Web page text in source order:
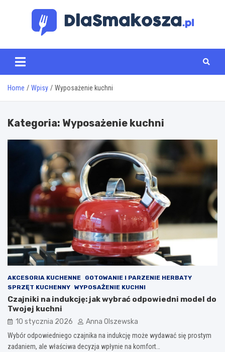
www.dlasmakosza.pl
Home Wpisy Wyposażenie kuchni
Kategoria: Wyposażenie kuchni
AKCESORIA KUCHENNE
GOTOWANIE I PARZENIE HERBATY
SPRZĘT KUCHENNY WYPOSAŻENIE KUCHNI
Czajniki na indukcję: jak wybrać odpowiedni model do
Twojej kuchni
10 stycznia 2026 Anna Olszewska
Wybór odpowiedniego czajnika na indukcję może wydawać się prostym
zadaniem, ale właściwa decyzja wpłynie na komfort…